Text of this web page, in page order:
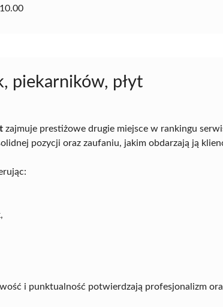
10.00
piekarników, płyt
zajmuje prestiżowe drugie miejsce w rankingu
pozycji oraz zaufaniu, jakim obdarzają ją
i punktualność potwierdzają profesjonalizm